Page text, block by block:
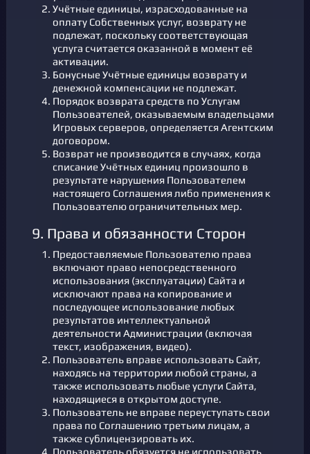
Учётные единицы, израсходованные на
оплату Собственных услуг, возврату не
подлежат, поскольку соответствующая
услуга считается оказанной в момент её
активации.
Бонусные Учётные единицы возврату и
денежной компенсации не подлежат.
Порядок возврата средств по Услугам
Пользователей, оказываемым владельцами
Игровых серверов, определяется Агентским
договором.
Возврат не производится в случаях, когда
списание Учётных единиц произошло в
результате нарушения Пользователем
настоящего Соглашения либо применения к
Пользователю ограничительных мер.
9. Права и обязанности Сторон
Предоставляемые Пользователю права
включают право непосредственного
использования (эксплуатации) Сайта и
исключают права на копирование и
последующее использование любых
результатов интеллектуальной
деятельности Администрации (включая
текст, изображения, видео).
Пользователь вправе использовать Сайт,
находясь на территории любой страны, а
также использовать любые услуги Сайта,
находящиеся в открытом доступе.
Пользователь не вправе переуступать свои
права по Соглашению третьим лицам, а
также сублицензировать их.